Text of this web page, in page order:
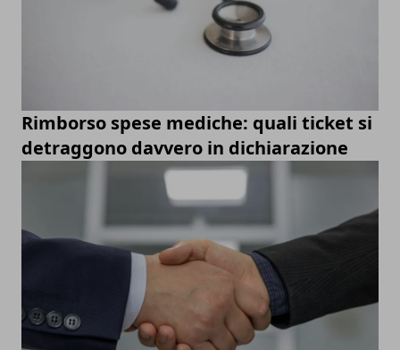
Rimborso spese mediche: quali ticket si
detraggono davvero in dichiarazione